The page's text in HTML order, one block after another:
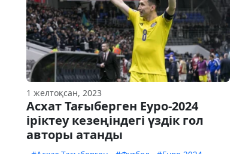
1 желтоқсан, 2023
Асхат Тағыберген Еуро-2024
іріктеу кезеңіндегі үздік гол
авторы атанды